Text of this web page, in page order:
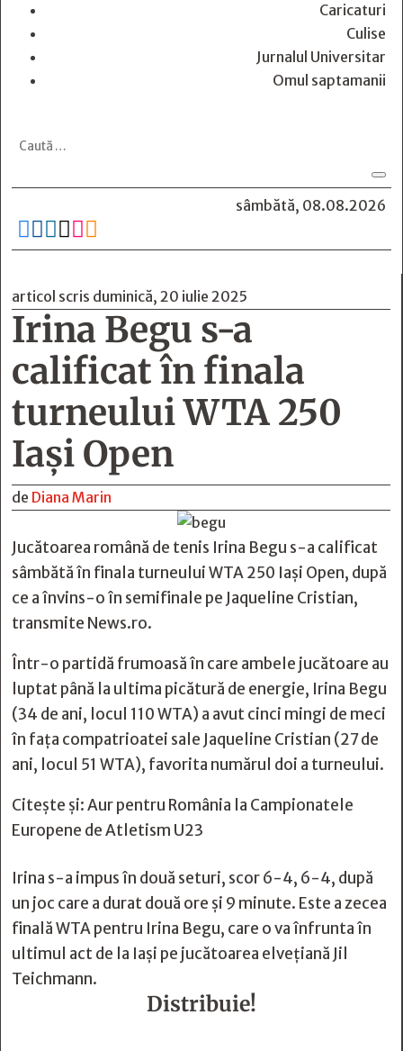
Caricaturi
Culise
Jurnalul Universitar
Omul saptamanii
sâmbătă, 08.08.2026
     
articol scris duminică, 20 iulie 2025
Irina Begu s-a
calificat în finala
turneului WTA 250
Iași Open
de Diana Marin
Jucătoarea română de tenis Irina Begu s-a calificat
sâmbătă în finala turneului WTA 250 Iaşi Open, după
ce a învins-o în semifinale pe Jaqueline Cristian,
transmite News.ro.
Într-o partidă frumoasă în care ambele jucătoare au
luptat până la ultima picătură de energie, Irina Begu
(34 de ani, locul 110 WTA) a avut cinci mingi de meci
în faţa compatrioatei sale Jaqueline Cristian (27 de
ani, locul 51 WTA), favorita numărul doi a turneului.
Citește și:Aur pentru România la Campionatele
Europene de Atletism U23
Irina s-a impus în două seturi, scor 6-4, 6-4, după
un joc care a durat două ore şi 9 minute. Este a zecea
finală WTA pentru Irina Begu, care o va înfrunta în
ultimul act de la Iaşi pe jucătoarea elveţiană Jil
Teichmann.
Distribuie!